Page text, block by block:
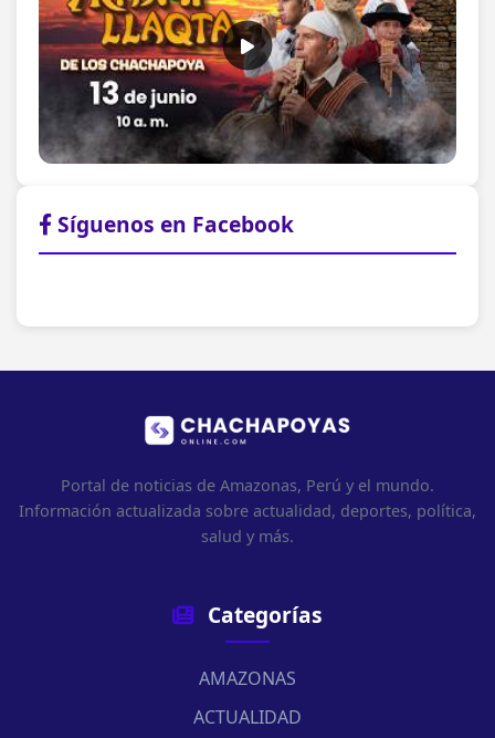
Síguenos en Facebook
Portal de noticias de Amazonas, Perú y el mundo.
Información actualizada sobre actualidad, deportes, política,
salud y más.
Categorías
AMAZONAS
ACTUALIDAD